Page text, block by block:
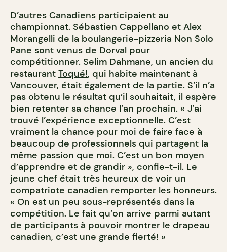
D’autres Canadiens participaient au
championnat. Sébastien Cappellano et Alex
Morangelli de la boulangerie-pizzeria Non Solo
Pane sont venus de Dorval pour
compétitionner. Selim Dahmane, un ancien du
restaurant Toqué!, qui habite maintenant à
Vancouver, était également de la partie. S’il n’a
pas obtenu le résultat qu’il souhaitait, il espère
bien retenter sa chance l’an prochain. « J’ai
trouvé l’expérience exceptionnelle. C’est
vraiment la chance pour moi de faire face à
beaucoup de professionnels qui partagent la
même passion que moi. C’est un bon moyen
d’apprendre et de grandir », confie-t-il. Le
jeune chef était très heureux de voir un
compatriote canadien remporter les honneurs.
« On est un peu sous-représentés dans la
compétition. Le fait qu’on arrive parmi autant
de participants à pouvoir montrer le drapeau
canadien, c’est une grande fierté! »